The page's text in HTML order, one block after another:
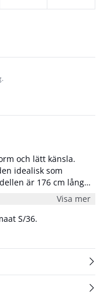
och lätt känsla.
idealisk som
Visa mer
S/36.